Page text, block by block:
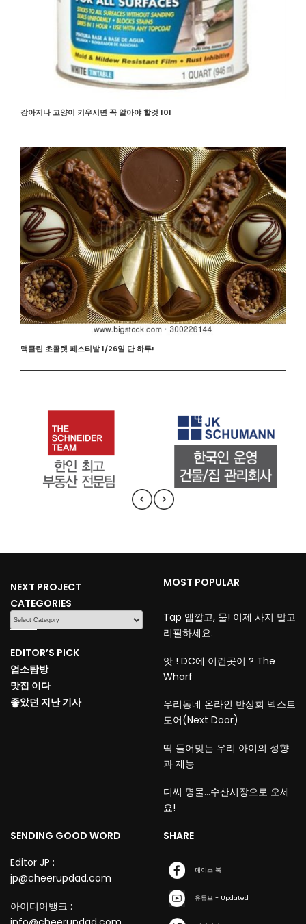
강아지나 고양이 키우시면 꼭 알아야 할것 101
맥클린 초콜렛 페스티발 1/26일 단 하루!
NEXT PROJECT
CATEGORIES
CATEGORIES
EDITOR’S PICK
업소탐방
맛집 이다
좋았던 지난 기사
MOST POPULAR
Tap 앱깔고, 물! 이제 사지 말고
리필하세요.
앗 ! DC에 이런곳이 ? The
Wharf
우리동네 온라인 반상회 넥스트
도어(Next Door)
딱 들어맞는 우리 아이의 성향
과 재능
디씨 명물…수산시장으로 오세
요!
SENDING GOOD WORD
Editor JP :
jp@cheerupdad.com
아이디어뱅크 :
SHARE
페이스 북
유튜브 - Updated